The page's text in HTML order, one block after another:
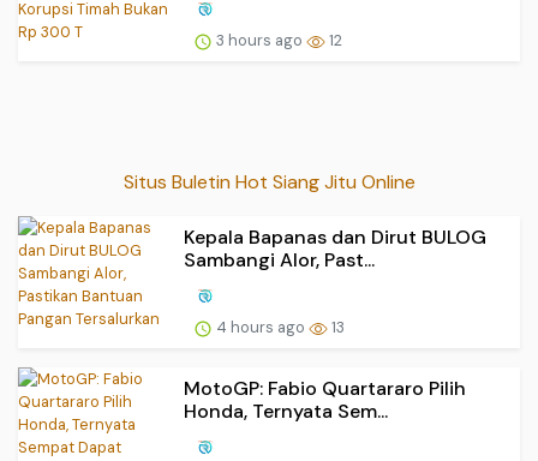
3 hours ago 12
Situs Buletin Hot Siang Jitu Online
Kepala Bapanas dan Dirut BULOG
Sambangi Alor, Past...
4 hours ago 13
MotoGP: Fabio Quartararo Pilih
Honda, Ternyata Sem...